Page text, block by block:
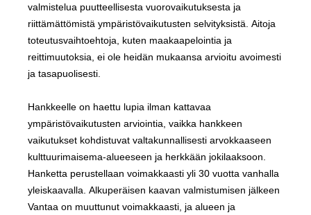
valmistelua puutteellisesta vuorovaikutuksesta ja
riittämättömistä ympäristövaikutusten selvityksistä. Aitoja
toteutusvaihtoehtoja, kuten maakaapelointia ja
reittimuutoksia, ei ole heidän mukaansa arvioitu avoimesti
ja tasapuolisesti.
Hankkeelle on haettu lupia ilman kattavaa
ympäristövaikutusten arviointia, vaikka hankkeen
vaikutukset kohdistuvat valtakunnallisesti arvokkaaseen
kulttuurimaisema-alueeseen ja herkkään jokilaaksoon.
Hanketta perustellaan voimakkaasti yli 30 vuotta vanhalla
yleiskaavalla. Alkuperäisen kaavan valmistumisen jälkeen
Vantaa on muuttunut voimakkaasti, ja alueen ja